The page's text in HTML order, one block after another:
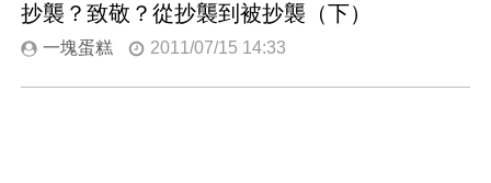
抄襲？致敬？從抄襲到被抄襲（下）
一塊蛋糕 2011/07/15 14:33